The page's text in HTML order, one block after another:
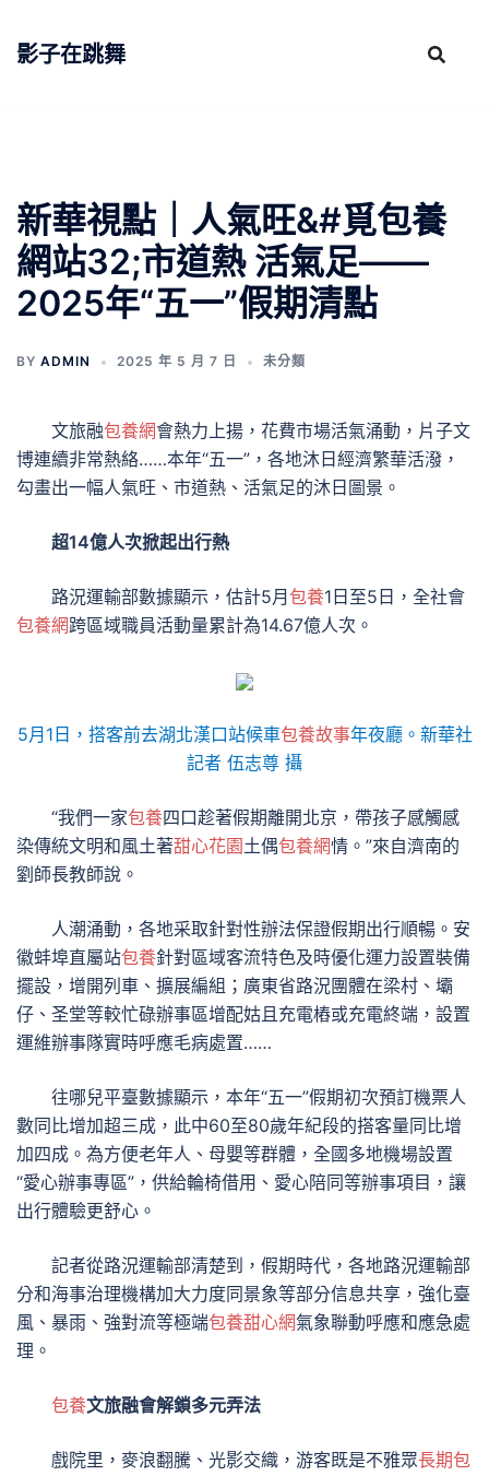
影子在跳舞
新華視點｜人氣旺&#覓包養
網站32;市道熱 活氣足——
2025年“五一”假期清點
BY ADMIN 2025 年 5 月 7 日 未分類
文旅融包養網會熱力上揚，花費市場活氣涌動，片子文
博連續非常熱絡……本年“五一”，各地沐日經濟繁華活潑，
勾畫出一幅人氣旺、市道熱、活氣足的沐日圖景。
超14億人次掀起出行熱
路況運輸部數據顯示，估計5月 包養1日至5日，全社會
包養網跨區域職員活動量累計為14.67億人次。
5月1日，搭客前去湖北漢口站候車包養故事年夜廳。新華社
記者 伍志尊 攝
“我們一家包養四口趁著假期離開北京，帶孩子感觸感
染傳統文明和風土著甜心花園土偶包養網情。”來自濟南的
劉師長教師說。
人潮涌動，各地采取針對性辦法保證假期出行順暢。安
徽蚌埠直屬站包養針對區域客流特色及時優化運力設置裝備
擺設，增開列車、擴展編組；廣東省路況團體在梁村、壩
仔、圣堂等較忙碌辦事區增配姑且充電樁或充電終端，設置
運維辦事隊實時呼應毛病處置……
往哪兒平臺數據顯示，本年“五一”假期初次預訂機票人
數同比增加超三成，此中60至80歲年紀段的搭客量同比增
加四成。為方便老年人、母嬰等群體，全國多地機場設置
“愛心辦事專區”，供給輪椅借用、愛心陪同等辦事項目，讓
出行體驗更舒心。
記者從路況運輸部清楚到，假期時代，各地路況運輸部
分和海事治理機構加大力度同景象等部分信息共享，強化臺
風、暴雨、強對流等極端包養甜心網氣象聯動呼應和應急處
理。
包養文旅融會解鎖多元弄法
戲院里，麥浪翻騰、光影交織，游客既是不雅眾長期包